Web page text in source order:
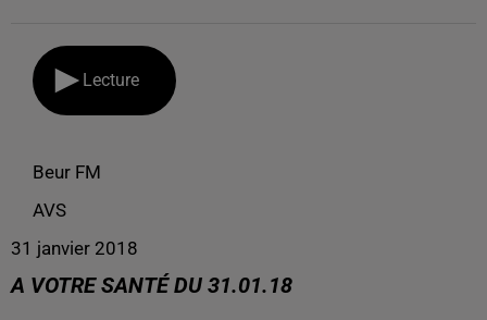
Lecture
Beur FM
AVS
31 janvier 2018
A VOTRE SANTÉ DU 31.01.18